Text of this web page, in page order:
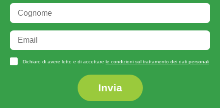
Dichiaro di avere letto e di accettare le condizioni sul trattamento dei dati personali
Invia